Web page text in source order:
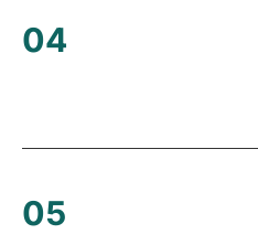
04
05